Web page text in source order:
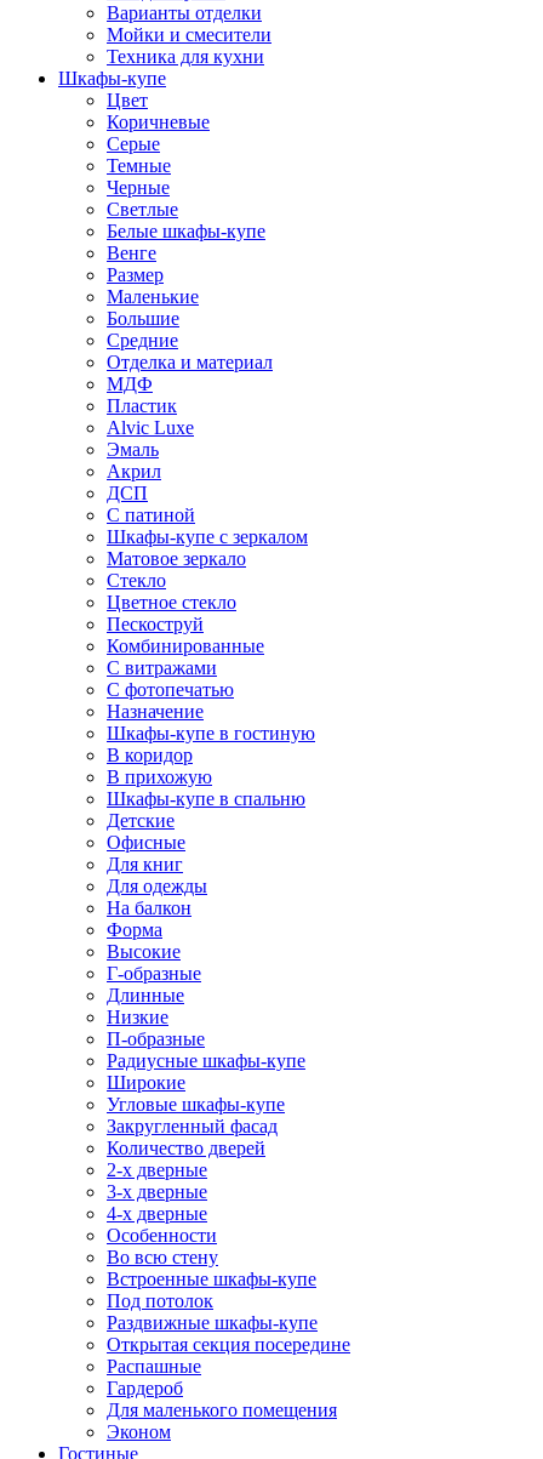
Варианты отделки
Мойки и смесители
Техника для кухни
Шкафы-купе
Цвет
Коричневые
Серые
Темные
Черные
Светлые
Белые шкафы-купе
Венге
Размер
Маленькие
Большие
Средние
Отделка и материал
МДФ
Пластик
Alvic Luxe
Эмаль
Акрил
ДСП
С патиной
Шкафы-купе с зеркалом
Матовое зеркало
Стекло
Цветное стекло
Пескоструй
Комбинированные
С витражами
С фотопечатью
Назначение
Шкафы-купе в гостиную
В коридор
В прихожую
Шкафы-купе в спальню
Детские
Офисные
Для книг
Для одежды
На балкон
Форма
Высокие
Г-образные
Длинные
Низкие
П-образные
Радиусные шкафы-купе
Широкие
Угловые шкафы-купе
Закругленный фасад
Количество дверей
2-х дверные
3-х дверные
4-х дверные
Особенности
Во всю стену
Встроенные шкафы-купе
Под потолок
Раздвижные шкафы-купе
Открытая секция посередине
Распашные
Гардероб
Для маленького помещения
Эконом
Гостиные